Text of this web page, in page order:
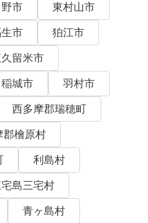
野市
東村山市
市
狛江市
留米市
稲城市
羽村市
西多摩郡瑞穂町
郡檜原村
利島村
島三宅村
青ヶ島村